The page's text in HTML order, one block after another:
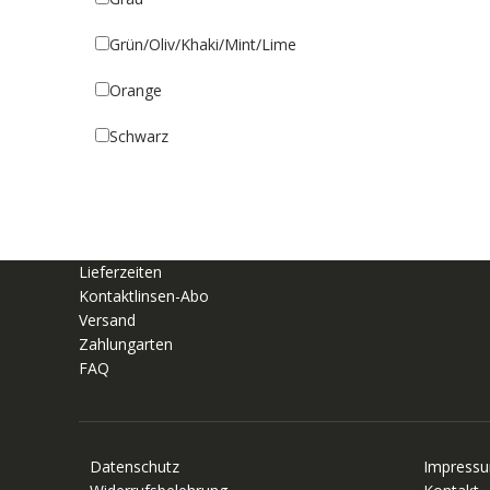
Grün/Oliv/Khaki/Mint/Lime
Orange
Schwarz
Lieferzeiten
Kontaktlinsen-Abo
Versand
Zahlungarten
FAQ
Datenschutz